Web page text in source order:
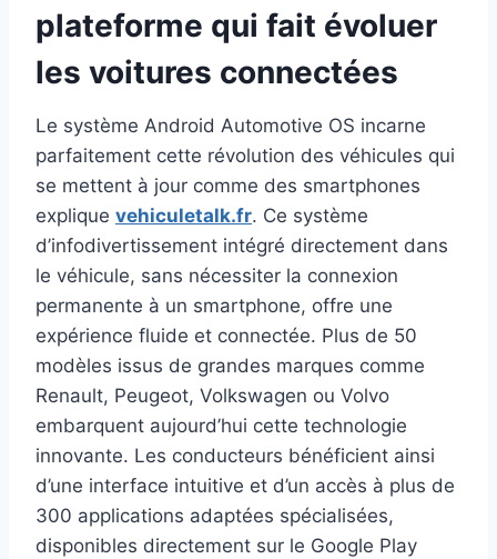
plateforme qui fait évoluer
les voitures connectées
Le système Android Automotive OS incarne
parfaitement cette révolution des véhicules qui
se mettent à jour comme des smartphones
explique vehiculetalk.fr. Ce système
d’infodivertissement intégré directement dans
le véhicule, sans nécessiter la connexion
permanente à un smartphone, offre une
expérience fluide et connectée. Plus de 50
modèles issus de grandes marques comme
Renault, Peugeot, Volkswagen ou Volvo
embarquent aujourd’hui cette technologie
innovante. Les conducteurs bénéficient ainsi
d’une interface intuitive et d’un accès à plus de
300 applications adaptées spécialisées,
disponibles directement sur le Google Play